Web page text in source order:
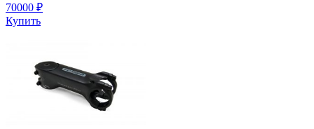
70000 ₽
Купить